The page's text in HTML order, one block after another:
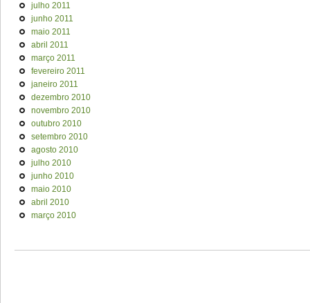
julho 2011
junho 2011
maio 2011
abril 2011
março 2011
fevereiro 2011
janeiro 2011
dezembro 2010
novembro 2010
outubro 2010
setembro 2010
agosto 2010
julho 2010
junho 2010
maio 2010
abril 2010
março 2010